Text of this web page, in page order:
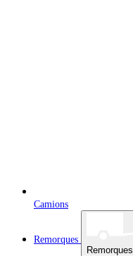
Camions
Remorques
Remorques